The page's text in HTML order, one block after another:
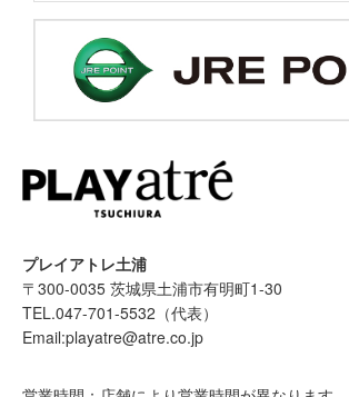
プレイアトレ土浦
〒300-0035 茨城県土浦市有明町1-30
TEL.047-701-5532（代表）
Email:playatre@atre.co.jp